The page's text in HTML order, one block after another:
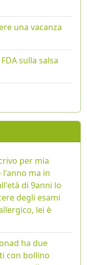
una vacanza
sulla salsa
per mia
ma in
di 9anni lo
degli esami
lei è
ha due
con bollino